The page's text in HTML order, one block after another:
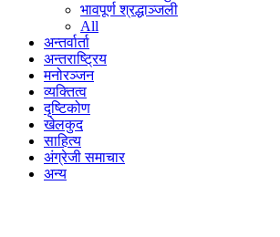
भावपूर्ण श्रद्धाञ्जली
All
अन्तर्वार्ता
अन्तराष्ट्रिय
मनोरञ्जन
व्यक्तित्व
दृष्टिकोण
खेलकुद
साहित्य
अंग्रेजी समाचार
अन्य